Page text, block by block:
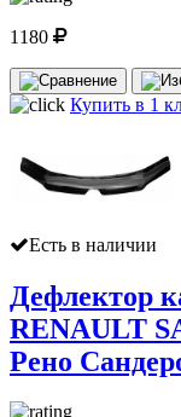
1180
Купить в 1
Есть в наличии
Дефлектор
RENAULT
Рено